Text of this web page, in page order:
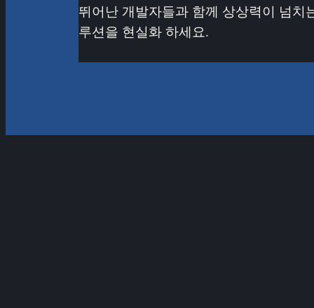
뛰어난 개발자들과 함께 상상력이 넘치
루션을 현실화 하세요.